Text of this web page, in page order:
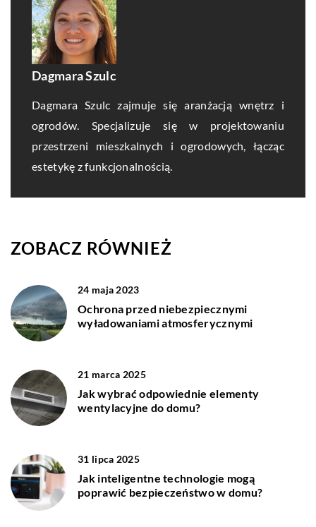
Dagmara Szulc
Dagmara Szulc zajmuje się aranżacją wnętrz i
ogrodów. Specjalizuje się w projektowaniu
przestrzeni mieszkalnych i ogrodowych, łącząc
estetykę z funkcjonalnością.
ZOBACZ RÓWNIEŻ
24 maja 2023
Ochrona przed niebezpiecznymi
wyładowaniami atmosferycznymi
21 marca 2025
Jak wybrać odpowiednie elementy
wentylacyjne do domu?
31 lipca 2025
Jak inteligentne technologie mogą
poprawić bezpieczeństwo w domu?